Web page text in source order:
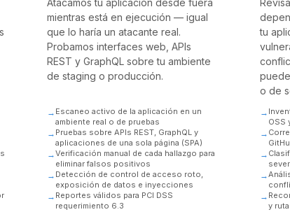
mientras está en ejecución — igual
que lo haría un atacante real.
Probamos interfaces web, APIs
REST y GraphQL sobre tu ambiente
de staging o producción.
Escaneo activo de la aplicación en un
ambiente real o de pruebas
Pruebas sobre APIs REST, GraphQL y
aplicaciones de una sola página (SPA)
Verificación manual de cada hallazgo para
eliminar falsos positivos
Detección de control de acceso roto,
exposición de datos e inyecciones
Reportes válidos para PCI DSS
requerimiento 6.3
tu
o de
OSS
y